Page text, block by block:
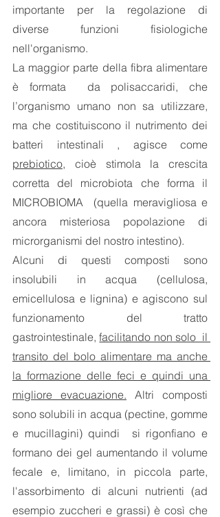
importante per la regolazione di
diverse funzioni fisiologiche
nell'organismo.
La maggior parte della fibra alimentare
è formata  da polisaccaridi, che
l’organismo umano non sa utilizzare,
ma che costituiscono il nutrimento dei
prebiotico, cioè stimola la crescita
corretta del microbiota che forma il
MICROBIOMA  (quella meravigliosa e
ancora misteriosa popolazione di
microrganismi del nostro intestino).
Alcuni di questi composti sono
insolubili in acqua (cellulosa,
emicellulosa e lignina) e agiscono sul
funzionamento del tratto
gastrointestinale, facilitando non solo  il
transito del bolo alimentare ma anche
la formazione delle feci e quindi una
migliore evacuazione. Altri composti
sono solubili in acqua (pectine, gomme
e mucillagini) quindi  si rigonfiano e
formano dei gel aumentando il volume
fecale e, limitano, in piccola parte,
l'assorbimento di alcuni nutrienti (ad